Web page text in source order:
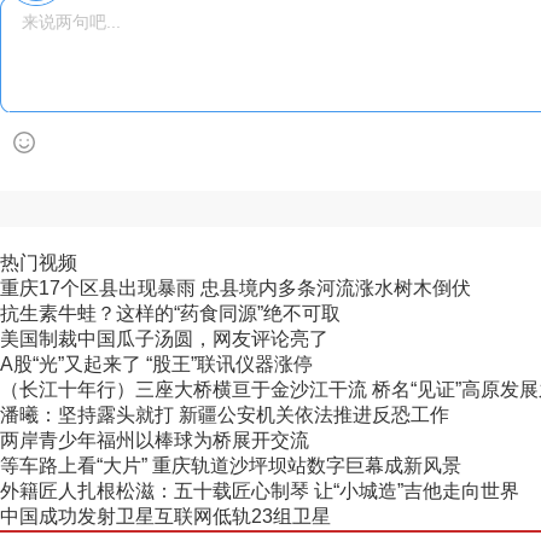
热门视频
重庆17个区县出现暴雨 忠县境内多条河流涨水树木倒伏
抗生素牛蛙？这样的“药食同源”绝不可取
美国制裁中国瓜子汤圆，网友评论亮了
A股“光”又起来了 “股王”联讯仪器涨停
（长江十年行）三座大桥横亘于金沙江干流 桥名“见证”高原发
潘曦：坚持露头就打 新疆公安机关依法推进反恐工作
两岸青少年福州以棒球为桥展开交流
等车路上看“大片” 重庆轨道沙坪坝站数字巨幕成新风景
外籍匠人扎根松滋：五十载匠心制琴 让“小城造”吉他走向世界
中国成功发射卫星互联网低轨23组卫星